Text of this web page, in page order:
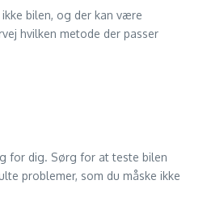
bilen, og der kan være
hvilken metode der passer
for dig. Sørg for at teste bilen
problemer, som du måske ikke